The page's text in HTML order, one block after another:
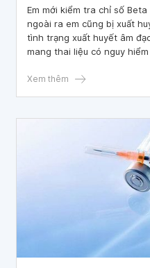
Em mới kiểm tra chỉ số
ngoài ra em cũng bị xuất
tình trạng xuất huyết âm
mang thai liệu có nguy
Xem thêm